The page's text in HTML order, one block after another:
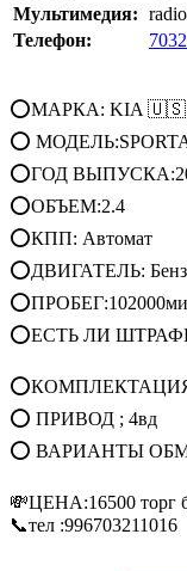
Мультимедия: radio
Телефон:
⭕МАРКА: KIA 🇺🇸
⭕
⭕ГОД
⭕ОБЪЕМ:2.4
⭕КПП: Автомат
⭕ДВИГАТЕЛЬ:
⭕ЕСТЬ ЛИ
⭕ ПРИВОД ; 4вд
⭕ ВАРИАНТЫ
💸ЦЕНА:16500 торг
📞тел :996703211016